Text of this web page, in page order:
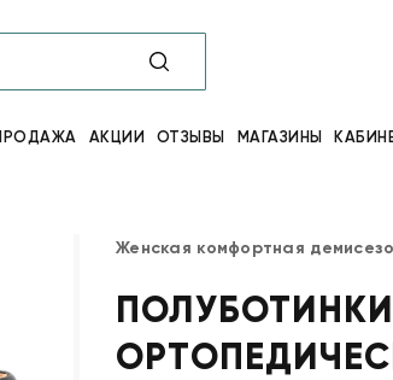
АКЦИИ ОТЗЫВЫ МАГАЗИНЫ
Женская комфортная
ПОЛУБОТИНКИ